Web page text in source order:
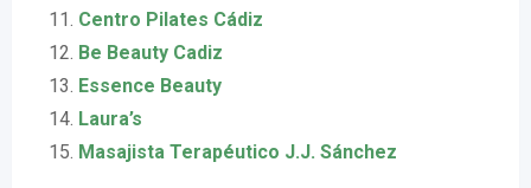
Centro Pilates Cádiz
Be Beauty Cadiz
Essence Beauty
Laura’s
Masajista Terapéutico J.J. Sánchez